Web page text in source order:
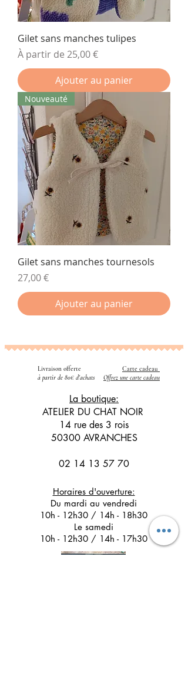
Gilet sans manches tulipes
À partir de 25,00 €
Prix promotionnel
Ajouter au panier
Nouveauté
Gilet sans manches tournesols
Prix
27,00 €
Ajouter au panier
Livraison offerte
à partir de 80€ d'achats
Carte cadeau
Offrez une carte cadeau
La boutique:
ATELIER DU CHAT NOIR
14 rue des 3 rois
50300 AVRANCHES
02 14 13 57 70
Horaires d'ouverture:
Du mardi au vendredi
10h - 12h30 / 14h - 18h30
Le samedi
10h - 12h30 / 14h - 17h30